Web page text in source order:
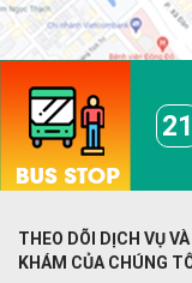
21
THEO DÕI DỊCH VỤ
KHÁM CỦA CHÚNG